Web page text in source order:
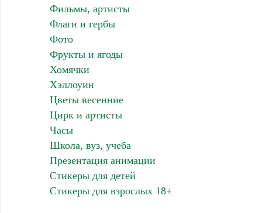
Фильмы, артисты
Флаги и гербы
Фото
Фрукты и ягоды
Хомячки
Хэллоуин
Цветы весенние
Цирк и артисты
Часы
Школа, вуз, учеба
Презентация анимации
Стикеры для детей
Стикеры для взрослых 18+